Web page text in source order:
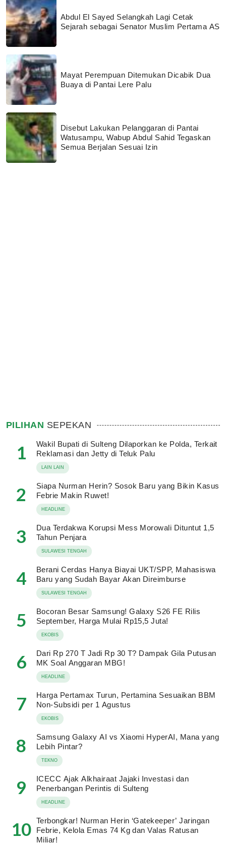
Abdul El Sayed Selangkah Lagi Cetak
Sejarah sebagai Senator Muslim Pertama AS
Mayat Perempuan Ditemukan Dicabik Dua
Buaya di Pantai Lere Palu
Disebut Lakukan Pelanggaran di Pantai
Watusampu, Wabup Abdul Sahid Tegaskan
Semua Berjalan Sesuai Izin
PILIHAN SEPEKAN
1
Wakil Bupati di Sulteng Dilaporkan ke Polda, Terkait
Reklamasi dan Jetty di Teluk Palu
LAIN LAIN
2
Siapa Nurman Herin? Sosok Baru yang Bikin Kasus
Febrie Makin Ruwet!
HEADLINE
3
Dua Terdakwa Korupsi Mess Morowali Dituntut 1,5
Tahun Penjara
SULAWESI TENGAH
4
Berani Cerdas Hanya Biayai UKT/SPP, Mahasiswa
Baru yang Sudah Bayar Akan Direimburse
SULAWESI TENGAH
5
Bocoran Besar Samsung! Galaxy S26 FE Rilis
September, Harga Mulai Rp15,5 Juta!
EKOBIS
6
Dari Rp 270 T Jadi Rp 30 T? Dampak Gila Putusan
MK Soal Anggaran MBG!
HEADLINE
7
Harga Pertamax Turun, Pertamina Sesuaikan BBM
Non-Subsidi per 1 Agustus
EKOBIS
8
Samsung Galaxy AI vs Xiaomi HyperAI, Mana yang
Lebih Pintar?
TEKNO
9
ICECC Ajak Alkhairaat Jajaki Investasi dan
Penerbangan Perintis di Sulteng
HEADLINE
10 Terbongkar! Nurman Herin ‘Gatekeeper’ Jaringan
Febrie, Kelola Emas 74 Kg dan Valas Ratusan
Miliar!